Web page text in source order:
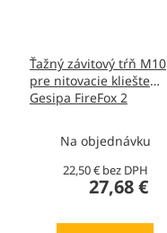
Ťažný závitový tŕň M10
pre nitovacie kliešte
Gesipa FireFox 2
Na objednávku
22,50 € bez DPH
27,68 €